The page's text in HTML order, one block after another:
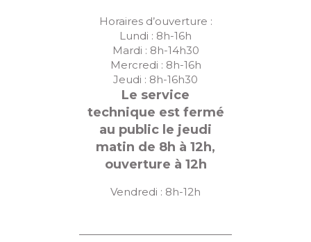
Horaires d’ouverture :
Lundi : 8h-16h
Mardi : 8h-14h30
Mercredi : 8h-16h
Jeudi : 8h-16h30
Le service
technique est fermé
au public le jeudi
matin de 8h à 12h,
ouverture à 12h
Vendredi : 8h-12h